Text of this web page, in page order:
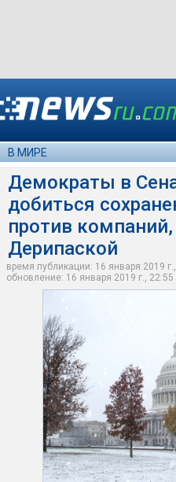
В МИРЕ
Демократы в
добиться
против
Дерипаской
время публикации: 16 января 2019
обновление: 16 января 2019 г., 22:55